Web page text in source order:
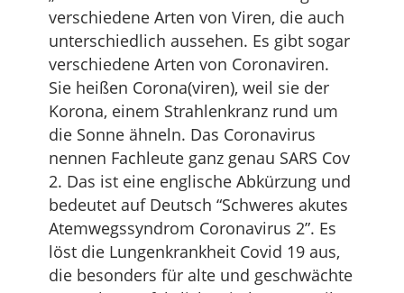
verschiedene Arten von Viren, die auch
unterschiedlich aussehen. Es gibt sogar
verschiedene Arten von Coronaviren.
Sie heißen Corona(viren), weil sie der
Korona, einem Strahlenkranz rund um
die Sonne ähneln. Das Coronavirus
nennen Fachleute ganz genau SARS Cov
2. Das ist eine englische Abkürzung und
bedeutet auf Deutsch “Schweres akutes
Atemwegssyndrom Coronavirus 2”. Es
löst die Lungenkrankheit Covid 19 aus,
die besonders für alte und geschwächte